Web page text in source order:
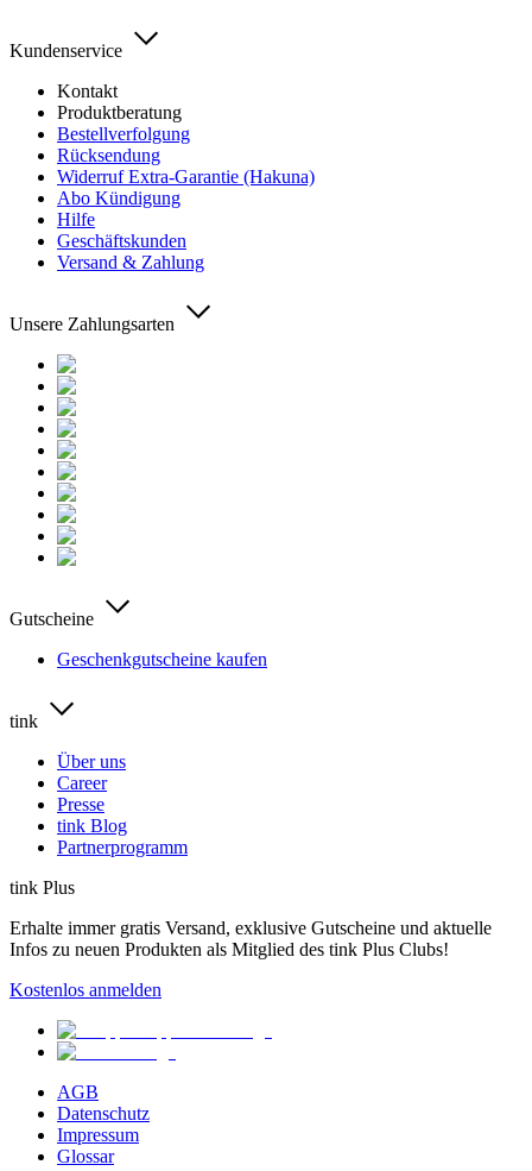
Kundenservice
Kontakt
Produktberatung
Bestellverfolgung
Rücksendung
Widerruf Extra-Garantie (Hakuna)
Abo Kündigung
Hilfe
Geschäftskunden
Versand & Zahlung
Unsere Zahlungsarten
Gutscheine
Geschenkgutscheine kaufen
tink
Über uns
Career
Presse
tink Blog
Partnerprogramm
tink Plus
Erhalte immer gratis Versand, exklusive Gutscheine und aktuelle
Infos zu neuen Produkten als Mitglied des tink Plus Clubs!
Kostenlos anmelden
AGB
Datenschutz
Impressum
Glossar